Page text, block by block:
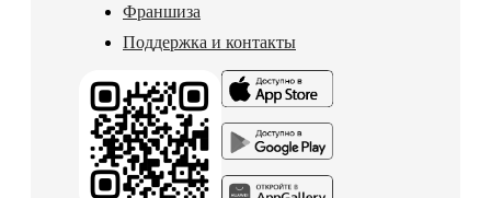
Франшиза
Поддержка и контакты